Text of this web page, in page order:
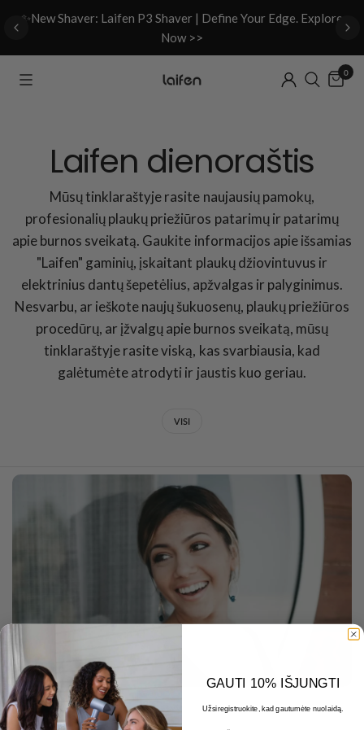
✨New Shaver: Laifen P3 Shaver | Define Your Edge. Explore
Now >>
0
Laifen dienoraštis
Mūsų tinklaraštyje rasite naujausių pamokų,
profesionalių plaukų priežiūros patarimų ir patarimų
apie burnos sveikatą. Gaukite informacijos apie išsamias
"Laifen" gaminių, įskaitant plaukų džiovintuvus ir
elektrinius dantų šepetėlius, apžvalgas ir palyginimus.
Nesvarbu, ar ieškote naujų šukuosenų, plaukų priežiūros
procedūrų, ar įžvalgų apie burnos sveikatą, mūsų
tinklaraštyje rasite viską, kas svarbiausia, kad
galėtumėte atrodyti ir jaustis kuo geriau.
VISI
DECEMBER 22 2025
GAUTI 10% IŠJUNGTI
Užsiregistruokite, kad gautumėte nuolaidą.